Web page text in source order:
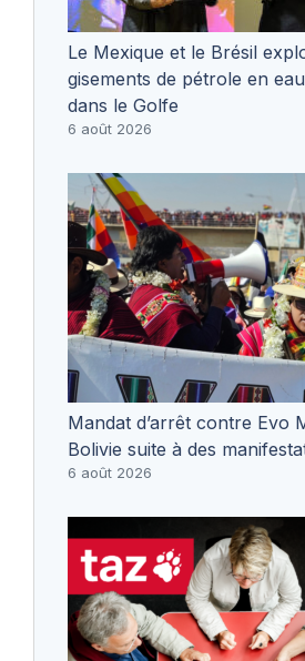
Le Mexique et le Brésil
gisements de pétrole en
dans le Golfe
6 août 2026
Mandat d’arrêt contre Evo
Bolivie suite à des
6 août 2026